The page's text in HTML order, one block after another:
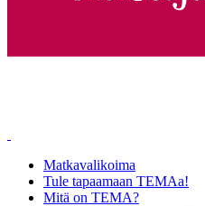
Matkavalikoima
Tule tapaamaan TEMAa!
Mitä on TEMA?